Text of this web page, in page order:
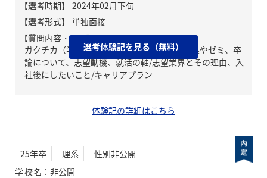
【質問内容・課題】
ガクチカ（学生時代に力を入れたこと）、授業やゼミ、卒
論について、志望動機、就活の軸/志望業界とその理由、入
社後にしたいこと/キャリアプラン
選考体験記を見る（無料）
体験記の詳細はこちら
25年卒 理系
性別非公開
学校名 ： 非公開